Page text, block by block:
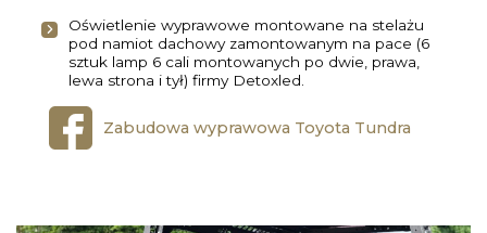
Oświetlenie wyprawowe montowane na stelażu
pod namiot dachowy zamontowanym na pace (6
sztuk lamp 6 cali montowanych po dwie, prawa,
lewa strona i tył) firmy Detoxled.
Zabudowa wyprawowa Toyota Tundra